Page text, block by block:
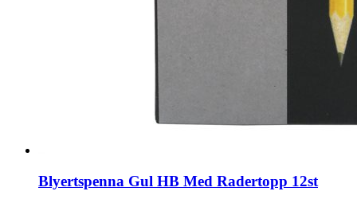
Blyertspenna Gul HB Med Radertopp 12st